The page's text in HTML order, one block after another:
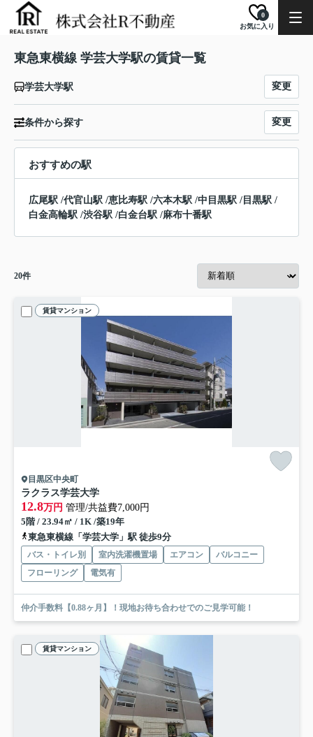
お気に入り
0
東急東横線 学芸大学駅の賃貸一覧
学芸大学駅 変更
条件から探す 変更
おすすめの駅
広尾駅 /代官山駅 /恵比寿駅 /六本木駅 /中目黒駅 / 目黒駅 /
白金高輪駅 /渋谷駅 /白金台駅 /麻布十番駅
20件
賃貸マンション
目黒区中央町
ラクラス学芸大学
12.8万円 管理/共益費7,000円
5階 / 23.94㎡ / 1K /築19年
東急東横線「学芸大学」駅 徒歩9分
バス・トイレ別 室内洗濯機置場 エアコン
バルコニー
フローリング
電気有
仲介手数料【0.88ヶ月】！現地お待ち合わせでのご見学可能！
賃貸マンション